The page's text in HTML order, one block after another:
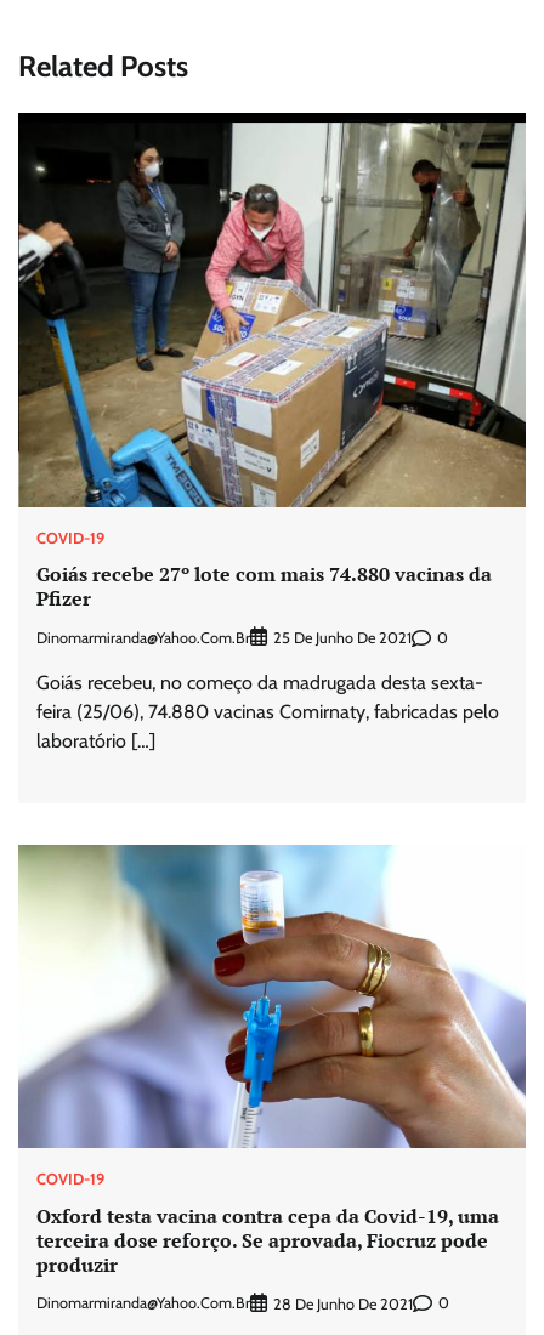
Related Posts
COVID-19
Goiás recebe 27º lote com mais 74.880 vacinas da
Pfizer
Dinomarmiranda@yahoo.com.br 25 De Junho De 2021 0
Goiás recebeu, no começo da madrugada desta sexta-
feira (25/06), 74.880 vacinas Comirnaty, fabricadas pelo
laboratório […]
COVID-19
Oxford testa vacina contra cepa da Covid-19, uma
terceira dose reforço. Se aprovada, Fiocruz pode
produzir
Dinomarmiranda@yahoo.com.br 28 De Junho De 2021 0